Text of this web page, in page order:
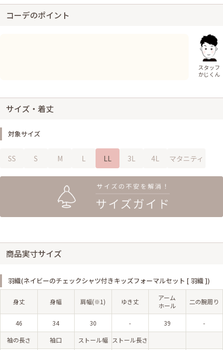
コーデのポイント
スタッフ
かじくん
サイズ・着丈
対象サイズ
SS S M L LL 3L 4L マタニティ
商品実寸サイズ
羽織(ネイビーのチェックシャツ付きキッズフォーマルセット [ 羽織 ])
身丈 身幅 肩幅(※1) ゆき丈
アーム
ホール
二の腕周り
46 34 30 - 39 -
袖の長さ 袖口 ストール幅 ストール長さ